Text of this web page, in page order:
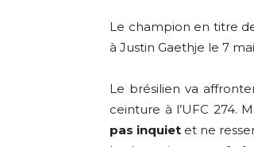
Le champion en titre
à Justin Gaethje le 7
Le brésilien va
ceinture à l’UFC 274.
pas inquiet et ne